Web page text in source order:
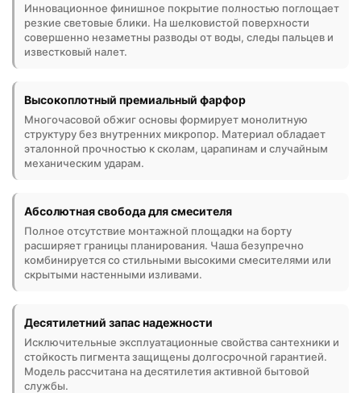
Инновационное финишное покрытие полностью поглощает
резкие световые блики. На шелковистой поверхности
совершенно незаметны разводы от воды, следы пальцев и
известковый налет.
Высокоплотный премиальный фарфор
Многочасовой обжиг основы формирует монолитную
структуру без внутренних микропор. Материал обладает
эталонной прочностью к сколам, царапинам и случайным
механическим ударам.
Абсолютная свобода для смесителя
Полное отсутствие монтажной площадки на борту
расширяет границы планирования. Чаша безупречно
комбинируется со стильными высокими смесителями или
скрытыми настенными изливами.
Десятилетний запас надежности
Исключительные эксплуатационные свойства сантехники и
стойкость пигмента защищены долгосрочной гарантией.
Модель рассчитана на десятилетия активной бытовой
службы.